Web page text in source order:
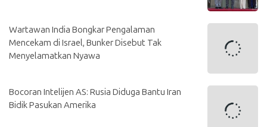
Wartawan India Bongkar Pengalaman
Mencekam di Israel, Bunker Disebut Tak
Menyelamatkan Nyawa
Bocoran Intelijen AS: Rusia Diduga Bantu Iran
Bidik Pasukan Amerika